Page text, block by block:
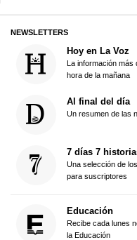
NEWSLETTERS
Hoy en La Voz
La información más
hora de la mañana
Al final del día
Un resumen de las
7 días 7
Una selección de
para suscriptores
Educación
Recibe cada lunes
la Educación